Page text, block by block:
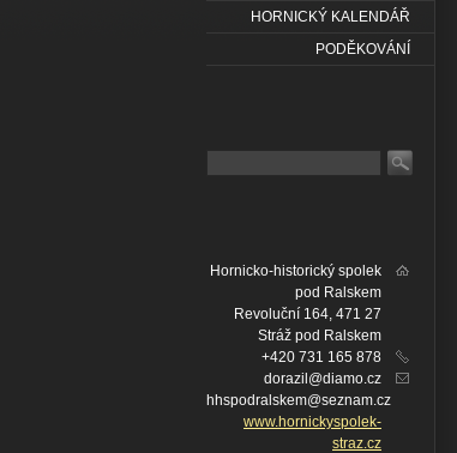
HORNICKÝ KALENDÁŘ
PODĚKOVÁNÍ
Hornicko-historický spolek
pod Ralskem
Revoluční 164, 471 27
Stráž pod Ralskem
+420 731 165 878
dorazil@diamo.cz
hhspodralskem@seznam.cz
www.hornickyspolek-
straz.cz